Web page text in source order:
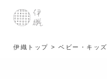
伊織トップ ベビー・キッズ